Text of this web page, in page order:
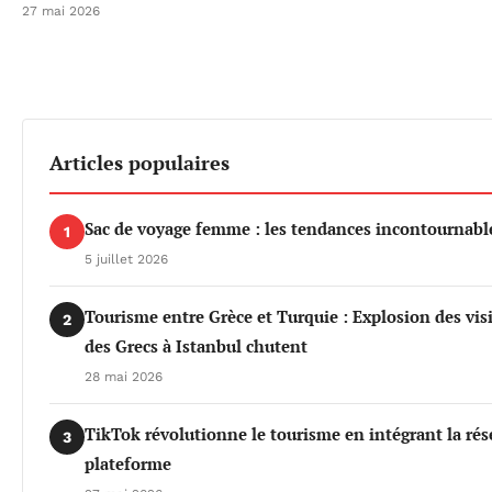
27 mai 2026
Articles populaires
1 Sac de voyage femme : les tendances
5 juillet 2026
2
Tourisme entre Grèce et Turquie : Explosion des
des Grecs à Istanbul chutent
28 mai 2026
3
TikTok révolutionne le tourisme en intégrant la
plateforme